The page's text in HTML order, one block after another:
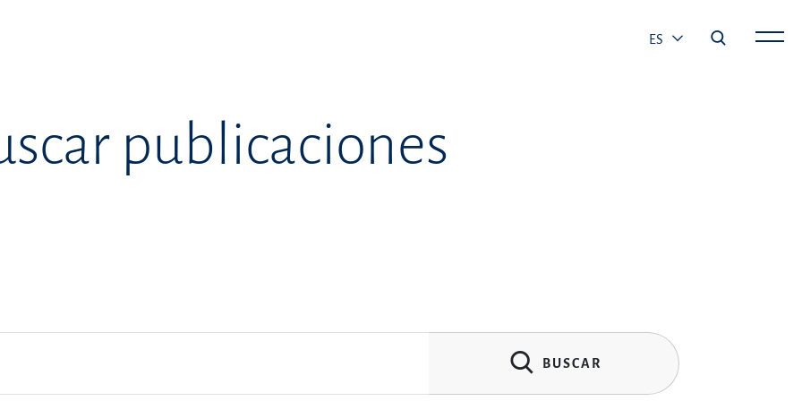
ES
publicaciones
BUSCAR